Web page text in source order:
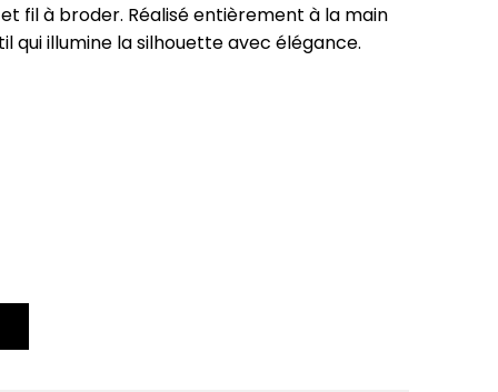
fil à broder. Réalisé entièrement à la main
qui illumine la silhouette avec élégance.